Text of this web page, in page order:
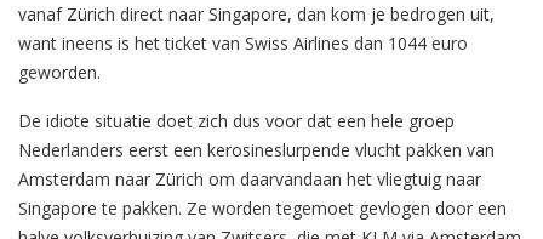
vanaf Zürich direct naar Singapore, dan kom je bedrogen uit,
want ineens is het ticket van Swiss Airlines dan 1044 euro
geworden.
De idiote situatie doet zich dus voor dat een hele groep
Nederlanders eerst een kerosineslurpende vlucht pakken van
Amsterdam naar Zürich om daarvandaan het vliegtuig naar
Singapore te pakken. Ze worden tegemoet gevlogen door een